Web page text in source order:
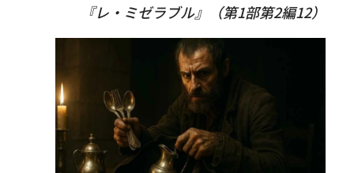
『レ・ミゼラブル』（第1部第2編12）